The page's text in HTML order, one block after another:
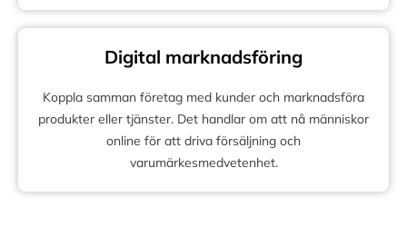
Digital marknadsföring
Koppla samman företag med kunder och marknadsföra
produkter eller tjänster. Det handlar om att nå människor
online för att driva försäljning och
varumärkesmedvetenhet.